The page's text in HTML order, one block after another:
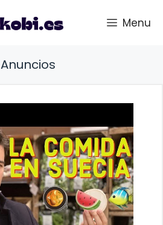
Menu
Anuncios